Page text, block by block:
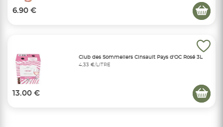
6.90 €
Club des Sommeliers Cinsault Pays d'OC Rosé 3L
4,33 €/LITRE
13.00 €